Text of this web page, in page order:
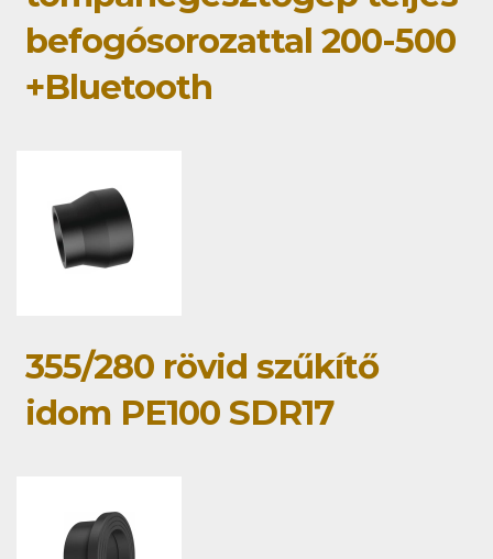
befogósorozattal 200-500
+Bluetooth
355/280 rövid szűkítő
idom PE100 SDR17